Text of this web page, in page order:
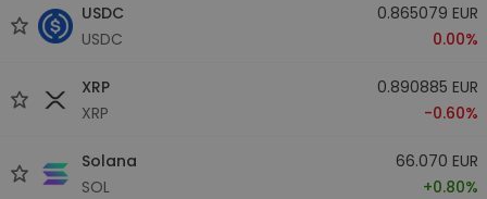
USDC
USDC
0.865079 EUR
0.00%
XRP
XRP
0.890885 EUR
-0.60%
Solana
SOL
66.070 EUR
+0.80%